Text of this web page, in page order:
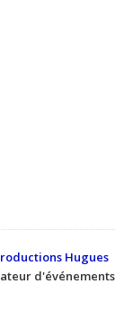
Hugues
d'événements